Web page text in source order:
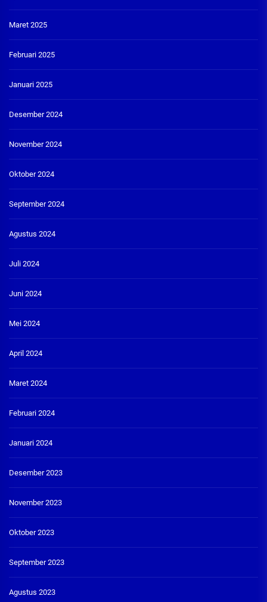
Maret 2025
Februari 2025
Januari 2025
Desember 2024
November 2024
Oktober 2024
September 2024
Agustus 2024
Juli 2024
Juni 2024
Mei 2024
April 2024
Maret 2024
Februari 2024
Januari 2024
Desember 2023
November 2023
Oktober 2023
September 2023
Agustus 2023